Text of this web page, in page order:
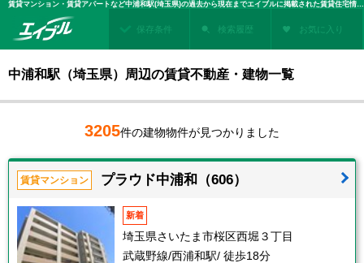
賃貸マンション・賃貸アパートなど中浦和駅(埼玉県)の過去から現在までエイブルに掲載された賃貸住宅情報・建物情報を検索！不動産賃貸を探すなら、お部屋探しのエイブル
保存条件 検索履歴 お気に入り
中浦和駅（埼玉県）周辺の賃貸不動産・建物一覧
3205件の建物物件が見つかりました
賃貸マンション プラウド中浦和（606）
新着
埼玉県さいたま市桜区西堀３丁目
武蔵野線/西浦和駅/ 徒歩18分